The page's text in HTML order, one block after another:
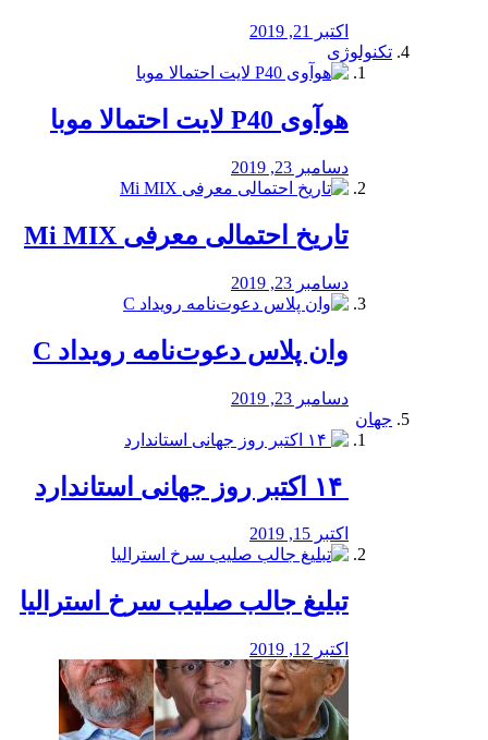
اکتبر 21, 2019
تکنولوژی
هوآوی P40 لایت احتمالا موبا
دسامبر 23, 2019
تاریخ احتمالی معرفی Mi MIX
دسامبر 23, 2019
وان پلاس دعوت‌نامه رویداد C
دسامبر 23, 2019
جهان
اکتبر 15, 2019
تبلیغ جالب صلیب سرخ استرالیا
اکتبر 12, 2019